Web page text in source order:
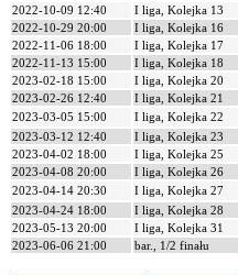
2022-10-09 12:40
I liga, Kolejka 13
2022-10-29 20:00
I liga, Kolejka 16
2022-11-06 18:00
I liga, Kolejka 17
2022-11-13 15:00
I liga, Kolejka 18
2023-02-18 15:00
I liga, Kolejka 20
2023-02-26 12:40
I liga, Kolejka 21
2023-03-05 15:00
I liga, Kolejka 22
2023-03-12 12:40
I liga, Kolejka 23
2023-04-02 18:00
I liga, Kolejka 25
2023-04-08 20:00
I liga, Kolejka 26
2023-04-14 20:30
I liga, Kolejka 27
2023-04-24 18:00
I liga, Kolejka 28
2023-05-13 20:00
I liga, Kolejka 31
2023-06-06 21:00
bar., 1/2 finału